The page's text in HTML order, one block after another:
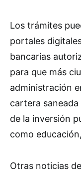
Los trámites
portales
bancarias
para que más
administración
cartera
de la inversión
como
Otras noticias